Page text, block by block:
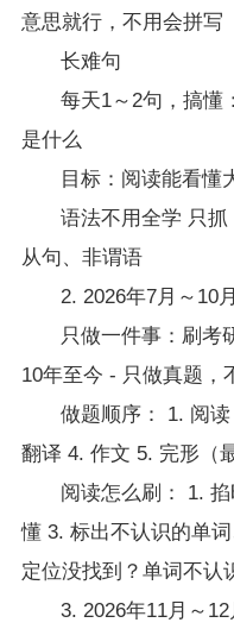
意思就行，不用会拼写
长难句
每天1～2句，搞懂
是什么
目标：阅读能看懂
语法不用全学 只
从句、非谓语
2. 2026年7月～10
只做一件事：刷考
10年至今 - 只做真题，
做题顺序： 1. 阅
翻译 4. 作文 5. 完形（
阅读怎么刷： 1.
懂 3. 标出不认识的单
定位没找到？单词不认
3. 2026年11月～12